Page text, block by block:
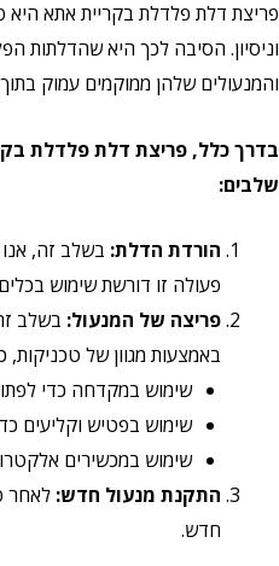
פריצת דלת פלדלת בקריית אתא היא
וניסיון. הסיבה לכך היא שהדלתות
והמנעולים שלהן ממוקמים עמוק
בדרך כלל, פריצת דלת פלדלת
שלבים:
הורדת הדלת: בשלב זה,
פעולה זו דורשת שימוש בכלים
פריצה של המנעול: בשלב
באמצעות מגוון של טכניקות,
שימוש במקדחה כדי
שימוש בפטיש וקליעים
שימוש במכשירים
התקנת מנעול חדש: לאחר
חדש.